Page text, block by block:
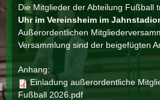
Die Mitglieder der Abteilung Fußball
Uhr im Vereinsheim im
Außerordentlichen
Versammlung sind der beigefügten
Anhang:
Einladung außerordentliche
Fußball 2026.pdf